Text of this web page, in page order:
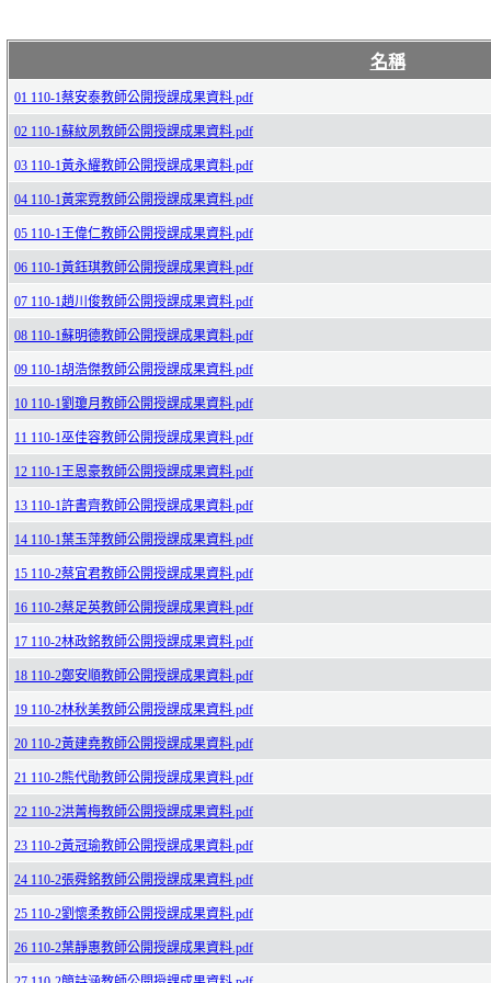
名稱
01 110-1蔡安泰教師公開授課成果資料.pdf
02 110-1蘇紋夙教師公開授課成果資料.pdf
03 110-1黃永耀教師公開授課成果資料.pdf
04 110-1黃寀霓教師公開授課成果資料.pdf
05 110-1王偉仁教師公開授課成果資料.pdf
06 110-1黃鈺琪教師公開授課成果資料.pdf
07 110-1趙川俊教師公開授課成果資料.pdf
08 110-1蘇明德教師公開授課成果資料.pdf
09 110-1胡浩傑教師公開授課成果資料.pdf
10 110-1劉瓊月教師公開授課成果資料.pdf
11 110-1巫佳容教師公開授課成果資料.pdf
12 110-1王恩豪教師公開授課成果資料.pdf
13 110-1許書齊教師公開授課成果資料.pdf
14 110-1葉玉萍教師公開授課成果資料.pdf
15 110-2蔡宜君教師公開授課成果資料.pdf
16 110-2蔡足英教師公開授課成果資料.pdf
17 110-2林政銘教師公開授課成果資料.pdf
18 110-2鄭安順教師公開授課成果資料.pdf
19 110-2林秋美教師公開授課成果資料.pdf
20 110-2黃建堯教師公開授課成果資料.pdf
21 110-2熊代勛教師公開授課成果資料.pdf
22 110-2洪菁梅教師公開授課成果資料.pdf
23 110-2黃冠瑜教師公開授課成果資料.pdf
24 110-2張舜銘教師公開授課成果資料.pdf
25 110-2劉懷柔教師公開授課成果資料.pdf
26 110-2葉靜惠教師公開授課成果資料.pdf